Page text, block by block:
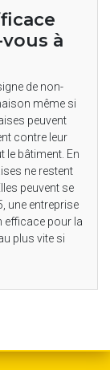
à
de non-
même si
peuvent
contre leur
le bâtiment. En
ne restent
peuvent se
une entreprise
efficace pour la
plus vite si